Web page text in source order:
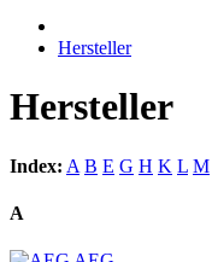
Hersteller
Hersteller
Index: A B E G H K L M
A